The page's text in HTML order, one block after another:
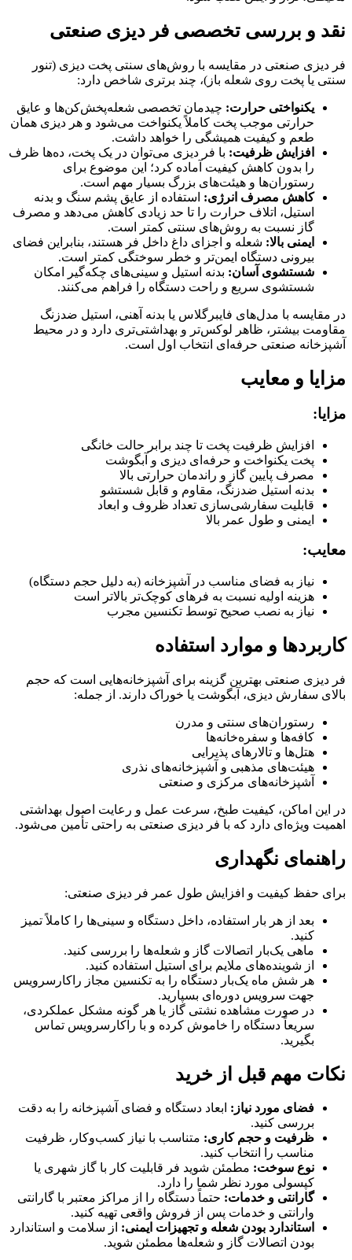
نقد و بررسی تخصصی فر دیزی صنعتی
فر دیزی صنعتی در مقایسه با روش‌های سنتی پخت دیزی (تنور
سنتی یا پخت روی شعله باز)، چند برتری شاخص دارد:
یکنواختی حرارت: چیدمان تخصصی شعله‌پخش‌کن‌ها و عایق
حرارتی موجب پخت کاملاً یکنواخت می‌شود و هر دیزی همان
طعم و کیفیت همیشگی را خواهد داشت.
افزایش ظرفیت: با فر دیزی می‌توان در یک پخت، ده‌ها ظرف
را بدون کاهش کیفیت آماده کرد؛ این موضوع برای
رستوران‌ها و هیئت‌های بزرگ بسیار مهم است.
کاهش مصرف انرژی: استفاده از عایق پشم سنگ و بدنه
استیل، اتلاف حرارت را تا حد زیادی کاهش می‌دهد و مصرف
گاز نسبت به روش‌های سنتی کمتر است.
ایمنی بالا: شعله و اجزای داغ داخل فر هستند، بنابراین فضای
بیرونی دستگاه ایمن‌تر و خطر سوختگی کمتر است.
شستشوی آسان: بدنه استیل و سینی‌های چکه‌گیر امکان
شستشوی سریع و راحت دستگاه را فراهم می‌کنند.
در مقایسه با مدل‌های فایبرگلاس یا بدنه آهنی، استیل ضدزنگ
مقاومت بیشتر، ظاهر لوکس‌تر و بهداشتی‌تری دارد و در محیط
آشپزخانه صنعتی حرفه‌ای انتخاب اول است.
مزایا و معایب
مزایا:
افزایش ظرفیت پخت تا چند برابر حالت خانگی
پخت یکنواخت و حرفه‌ای دیزی و آبگوشت
مصرف پایین گاز و راندمان حرارتی بالا
بدنه استیل ضدزنگ، مقاوم و قابل شستشو
قابلیت سفارشی‌سازی تعداد ظروف و ابعاد
ایمنی و طول عمر بالا
معایب:
نیاز به فضای مناسب در آشپزخانه (به دلیل حجم دستگاه)
هزینه اولیه نسبت به فرهای کوچک‌تر بالاتر است
نیاز به نصب صحیح توسط تکنسین مجرب
کاربردها و موارد استفاده
فر دیزی صنعتی بهترین گزینه برای آشپزخانه‌هایی است که حجم
بالای سفارش دیزی، آبگوشت یا خوراک دارند. از جمله:
رستوران‌های سنتی و مدرن
کافه‌ها و سفره‌خانه‌ها
هتل‌ها و تالارهای پذیرایی
هیئت‌های مذهبی و آشپزخانه‌های نذری
آشپزخانه‌های مرکزی و صنعتی
در این اماکن، کیفیت طبخ، سرعت عمل و رعایت اصول بهداشتی
اهمیت ویژه‌ای دارد که با فر دیزی صنعتی به راحتی تأمین می‌شود.
راهنمای نگهداری
برای حفظ کیفیت و افزایش طول عمر فر دیزی صنعتی:
بعد از هر بار استفاده، داخل دستگاه و سینی‌ها را کاملاً تمیز
کنید.
ماهی یک‌بار اتصالات گاز و شعله‌ها را بررسی کنید.
از شوینده‌های ملایم برای استیل استفاده کنید.
هر شش ماه یک‌بار دستگاه را به تکنسین مجاز راکارسرویس
جهت سرویس دوره‌ای بسپارید.
در صورت مشاهده نشتی گاز یا هر گونه مشکل عملکردی،
سریعاً دستگاه را خاموش کرده و با راکارسرویس تماس
بگیرید.
نکات مهم قبل از خرید
فضای مورد نیاز: ابعاد دستگاه و فضای آشپزخانه را به دقت
بررسی کنید.
ظرفیت و حجم کاری: متناسب با نیاز کسب‌وکار، ظرفیت
مناسب را انتخاب کنید.
نوع سوخت: مطمئن شوید فر قابلیت کار با گاز شهری یا
کپسولی مورد نظر شما را دارد.
گارانتی و خدمات: حتماً دستگاه را از مراکز معتبر با گارانتی
وارانتی و خدمات پس از فروش واقعی تهیه کنید.
استاندارد بودن شعله و تجهیزات ایمنی: از سلامت و استاندارد
بودن اتصالات گاز و شعله‌ها مطمئن شوید.